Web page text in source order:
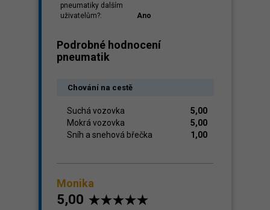
pneumatiky dalším
uživatelům?:
Ano
Podrobné hodnocení
pneumatik
Chování na cestě
Suchá vozovka
5,00
Mokrá vozovka
5,00
Sníh a snehová břečka
1,00
Monika
5,00